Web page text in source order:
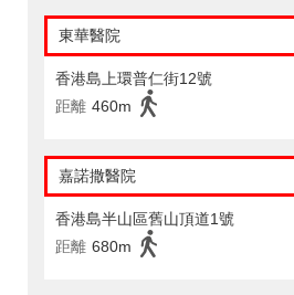
東華醫院
香港島上環普仁街12號
距離 460m
嘉諾撒醫院
香港島半山區舊山頂道1號
距離 680m